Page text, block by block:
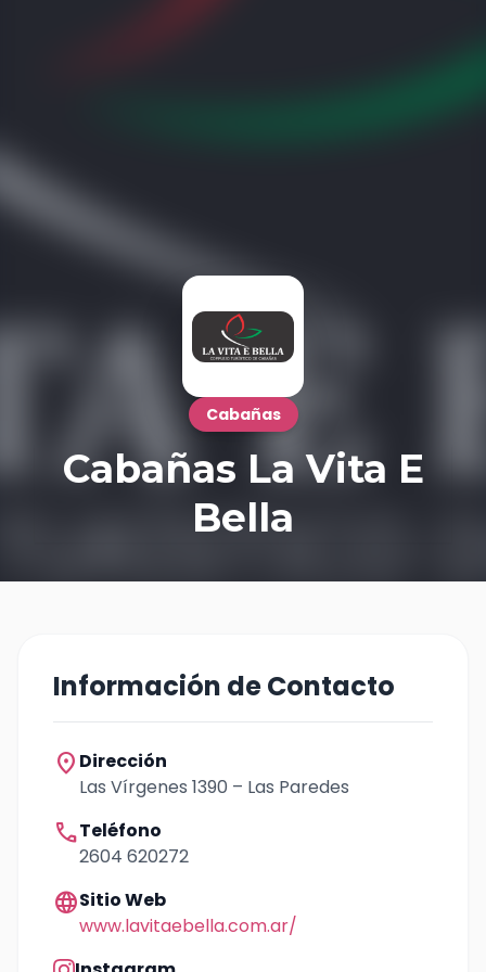
Cabañas
Cabañas La Vita E
Bella
Información de Contacto
location_on Dirección
Las Vírgenes 1390 – Las Paredes
callTeléfono
2604 620272
languageSitio Web
www.lavitaebella.com.ar/